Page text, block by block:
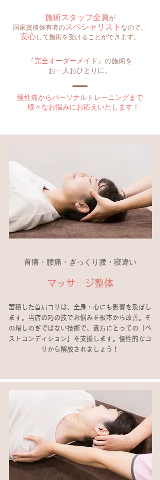
施術スタッフ全員 が
国家資格保有者のスペシャリスト なので、
安心 して施術を受けることができます。
『完全オーダーメイド 』の施術を
お一人おひとりに。
慢性痛からパーソナルトレーニングまで
様々なお悩みにお応えいたします！
首痛・腰痛・ぎっくり腰・寝違い
マッサージ整体
蓄積した首肩コリは、全身・心にも影響を及ぼし
ます。当店の巧の技でお悩みを根本から改善。そ
の場しのぎではない技術で、貴方にとっての「ベ
ストコンディション」を支援します。慢性的なコ
リから解放されましょう！